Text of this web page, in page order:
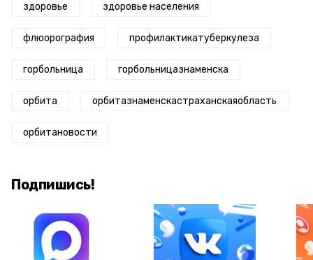
здоровье здоровье населения
флюорография профилактикатуберкулеза
горбольница горбольницазнаменска
орбита орбитазнаменскастраханскаяобласть
орбитановости
Подпишись!